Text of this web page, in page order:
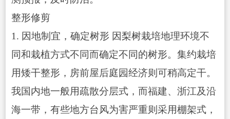
整形修剪
1. 因地制宜，确定树形 因梨树栽培地理环境不
同和栽植方式不同而确定不同的树形。集约栽培
用矮干整形，房前屋后庭园经济则可稍高定干。
我国内地一般用疏散分层式，而福建、浙江及沿
海一带，有些地方台风为害严重则采用棚架式，